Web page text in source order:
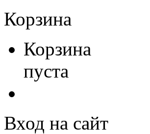
Корзина
Корзина
пуста
Вход на сайт